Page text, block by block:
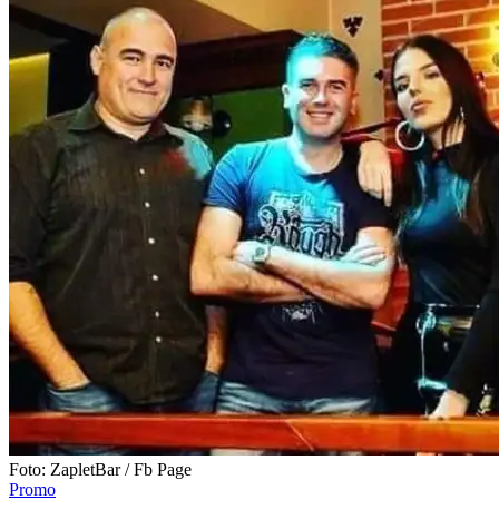
Foto: ZapletBar / Fb Page
Promo